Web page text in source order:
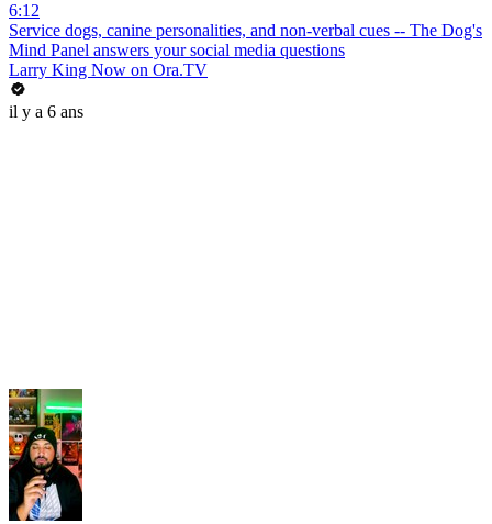
6:12
Service dogs, canine personalities, and non-verbal cues -- The Dog's
Mind Panel answers your social media questions
Larry King Now on Ora.TV
il y a 6 ans